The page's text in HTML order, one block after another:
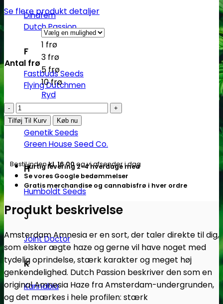
Dinafem
Dutch Passion
F
Fastbuds Seeds
Flying Dutchmen
G
Genetik Seeds
Green House Seed Co.
H
Humboldt Seeds
J
Joint Doctor
K
Kannabia
Se flere produkt detaljer
Antal frø
1 frø
3 frø
5 frø
10 frø
Ryd
Amsterdam
Amnesia
feminiserede
|
Dutch
Passion
antal
Tilføj Til Kurv Køb nu
Bestil indenkl. 16.00og vi afsender i dag
Hurtig levering 2-4 hverdage med
Se vores Google bedømmelser
Gratis merchandise og cannabisfrø i hver ordre
Produkt beskrivelse
Amsterdam Amnesia er en sort, der taler direkte til dig,
som elsker ægte haze og gerne vil have noget med
tydelig oprindelse, stærk karakter og meget høj
genkendelighed. Dutch Passion beskriver den som en
original Amnesia Haze fra Amsterdam-undergrunden,
og det mærkes i hele profilen: stærk